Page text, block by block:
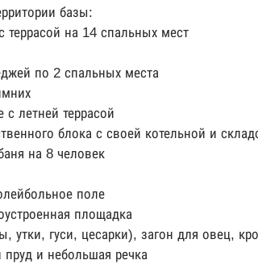
базы:
террасой на 14 спальных мест
по 2 спальных места
летней террасой
блока с своей котельной и
на 8 человек
поле
площадка
утки, гуси, цесарки), загон для овец,
и небольшая речка